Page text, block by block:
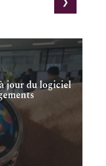
jour du logiciel